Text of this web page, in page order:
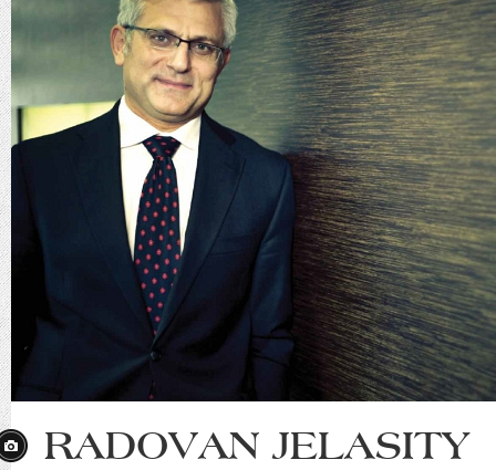
RADOVAN JELASITY